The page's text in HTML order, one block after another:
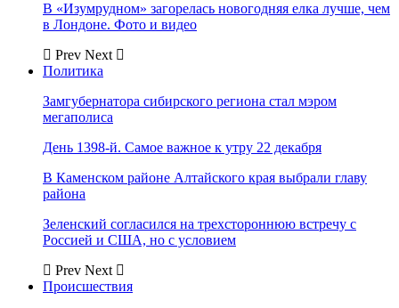
В «Изумрудном» загорелась новогодняя елка лучше, чем
в Лондоне. Фото и видео
Prev Next
Политика
Замгубернатора сибирского региона стал мэром
мегаполиса
День 1398-й. Самое важное к утру 22 декабря
В Каменском районе Алтайского края выбрали главу
района
Зеленский согласился на трехстороннюю встречу с
Россией и США, но с условием
Prev Next
Происшествия